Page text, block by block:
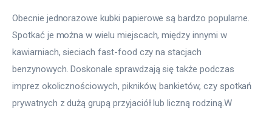
Obecnie jednorazowe kubki papierowe są bardzo popularne.
Spotkać je można w wielu miejscach, między innymi w
kawiarniach, sieciach fast-food czy na stacjach
benzynowych. Doskonale sprawdzają się także podczas
imprez okolicznościowych, pikników, bankietów, czy spotkań
prywatnych z dużą grupą przyjaciół lub liczną rodziną.W